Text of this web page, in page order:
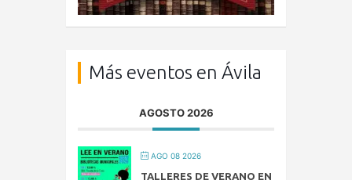
Más eventos en Ávila
AGOSTO 2026
AGO 08 2026
TALLERES DE VERANO EN